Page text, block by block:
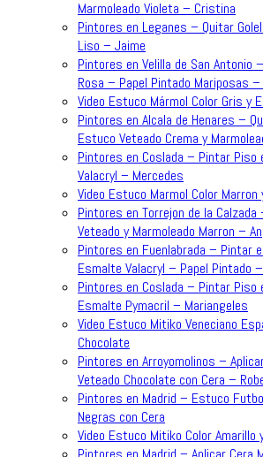
Marmoleado Violeta – Cristina
Pintores en Leganes – Quitar
Liso – Jaime
Pintores en Velilla de San Antonio
Rosa – Papel Pintado Mariposas
Video Estuco Mármol Color Gris y
Pintores en Alcala de Henares –
Estuco Veteado Crema y
Pintores en Coslada – Pintar Piso
Valacryl – Mercedes
Video Estuco Marmol Color Marron
Pintores en Torrejon de la
Veteado y Marmoleado Marron –
Pintores en Fuenlabrada – Pintar
Esmalte Valacryl – Papel Pintado
Pintores en Coslada – Pintar Piso
Esmalte Pymacril – Mariangeles
Video Estuco Mitiko Veneciano
Chocolate
Pintores en Arroyomolinos –
Veteado Chocolate con Cera –
Pintores en Madrid – Estuco
Negras con Cera
Video Estuco Mitiko Color Amarillo